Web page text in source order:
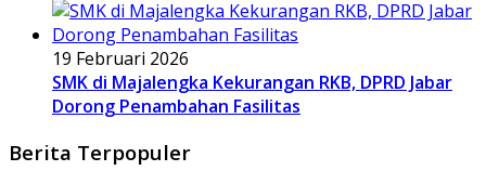
19 Februari 2026
SMK di Majalengka Kekurangan RKB, DPRD Jabar
Dorong Penambahan Fasilitas
Berita Terpopuler